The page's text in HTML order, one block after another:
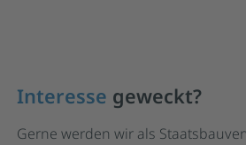
Interesse geweckt?
Gerne werden wir als